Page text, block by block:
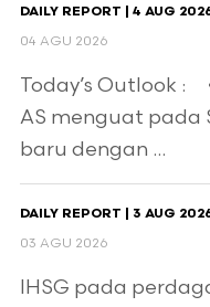
DAILY REPORT | 4 AUG
04 AGU 2026
Today’s Outlook :
AS menguat pada
baru dengan ...
DAILY REPORT | 3 AUG
03 AGU 2026
IHSG pada